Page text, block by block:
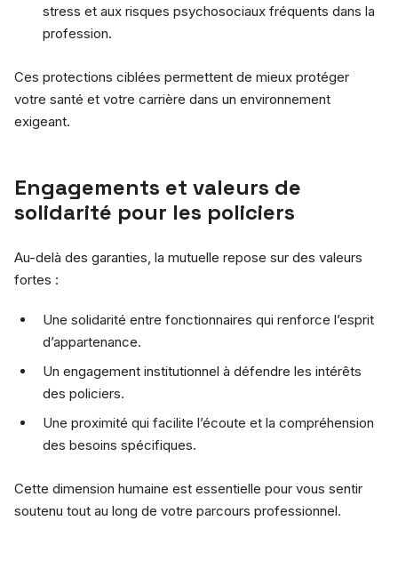
stress et aux risques psychosociaux fréquents dans la
profession.
Ces protections ciblées permettent de mieux protéger
votre santé et votre carrière dans un environnement
exigeant.
Engagements et valeurs de
solidarité pour les policiers
Au-delà des garanties, la mutuelle repose sur des valeurs
fortes :
Une solidarité entre fonctionnaires qui renforce l’esprit
d’appartenance.
Un engagement institutionnel à défendre les intérêts
des policiers.
Une proximité qui facilite l’écoute et la compréhension
des besoins spécifiques.
Cette dimension humaine est essentielle pour vous sentir
soutenu tout au long de votre parcours professionnel.